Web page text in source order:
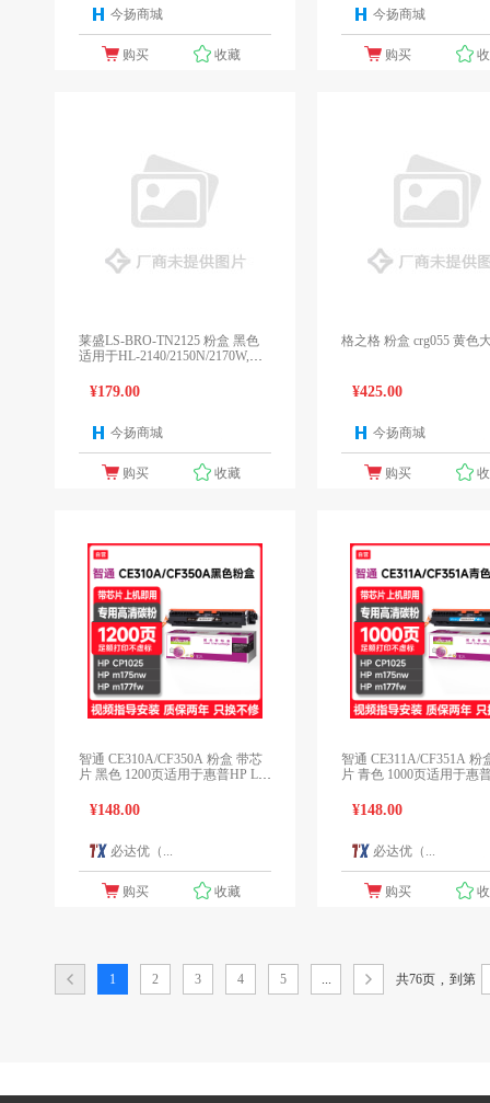
今扬商城
购买 收藏
今扬商城
购买
莱盛LS-BRO-TN2125 粉盒 黑色
适用于HL-2140/2150N/2170W,DC
¥179.00
今扬商城
购买 收藏
格之格 粉盒 crg055 黄色
¥425.00
今扬商城
购买
智通 CE310A/CF350A 粉盒 带芯
片 黑色 1200页适用于惠普HP Las
5 LBP7010C LBP7018C
¥148.00
必达优（...
购买 收藏
智通 CE311A/CF351A 粉
片 青色 1000页适用于惠
5 LBP7010C LBP7018C
¥148.00
必达优（...
购买
1 2 3 4 5 ... 共76页 到第